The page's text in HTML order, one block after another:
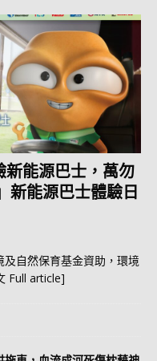
新能源巴士，萬勿
新能源巴士體驗日
自然保育基金資助，環境
Full article]